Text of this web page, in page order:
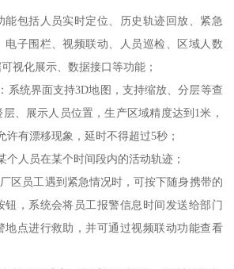
能包括人员实时定位、历史轨迹回放、紧急
电子围栏、视频联动、人员巡检、区域人数
视化展示、数据接口等功能；
系统界面支持3D地图，支持缩放、分层等查
、展示人员位置，生产区域精度达到1米，
许有漂移现象，延时不得超过5秒；
个人员在某个时间段内的活动轨迹；
区员工遇到紧急情况时，可按下随身携带的
钮，系统会将员工报警信息时间发送给部门
地点进行救助，并可通过视频联动功能查看